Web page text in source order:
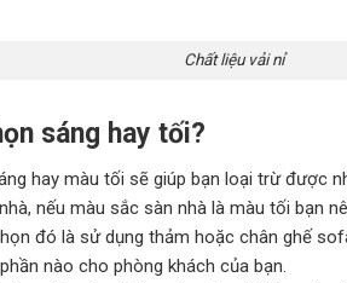
Chất liệu vải nỉ
sáng hay tối?
hay màu tối sẽ giúp bạn loại trừ được
nếu màu sắc sàn nhà là màu tối bạn
đó là sử dụng thảm hoặc chân ghế
nào cho phòng khách của bạn.